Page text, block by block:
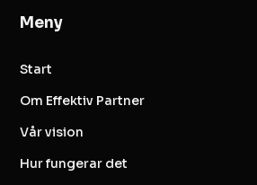
Meny
Start
Om Effektiv Partner
Vår vision
Hur fungerar det